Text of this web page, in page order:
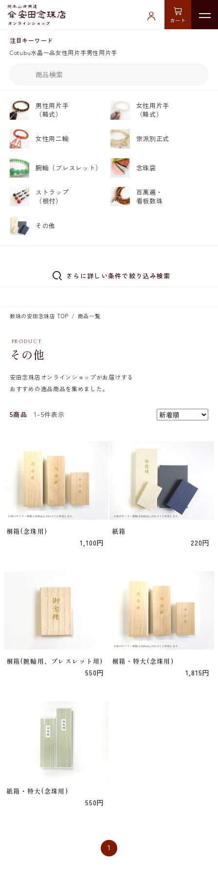
カート
注目キーワード
Cotubu水晶一品女性用片手男性用片手
男性用片手
（略式）
女性用片手
（略式）
女性用二輪 宗派別正式
腕輪 （ブレスレット） 念珠袋
ストラップ
（根付）
百萬遍・
看板数珠
その他
さらに詳しい条件で絞り込み検索
数珠の安田念珠店 TOP 商品一覧
その他
安田念珠店オンラインショップがお届けする
おすすめの逸品商品を集めました。
5商品 1-5件表示
桐箱(念珠用)
1,100円
紙箱
220円
桐箱(腕輪用、ブレスレット用)
550円
桐箱・特大(念珠用)
1,815円
紙箱・特大(念珠用)
550円
1